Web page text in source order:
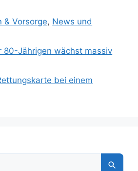
& Vorsorge, News und
80-Jährigen wächst massiv
bei einem